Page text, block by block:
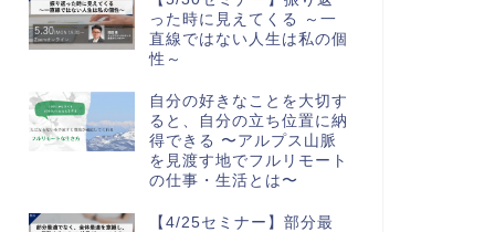
った時に見えてくる ～一
直線ではない人生は私の個
性～
自分の好きなことを大切す
ると、自分の立ち位置に納
得できる 〜アルプス山脈
を見渡す地でフルリモート
の仕事・生活とは〜
【4/25セミナー】部分最